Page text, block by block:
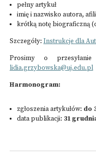
pełny artykuł
imię i nazwisko autora,
krótką notę biograficzną
Szczegóły: Instrukcje dla
Prosimy o
lidia.grzybowska@uj.edu.pl
Harmonogram:
zgłoszenia artykułów: do
data publikacji: 31